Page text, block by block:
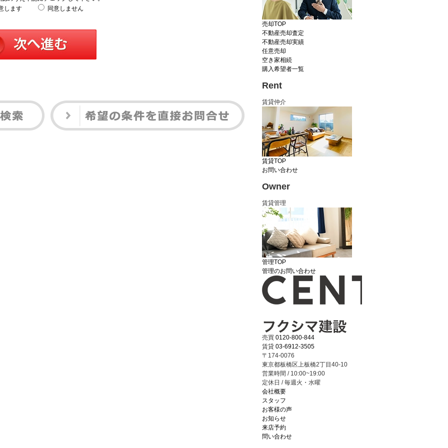
します
同意しません
売却TOP
不動産売却査定
不動産売却実績
任意売却
空き家相続
購入希望者一覧
Rent
賃貸仲介
賃貸TOP
お問い合わせ
Owner
賃貸管理
管理TOP
管理のお問い合わせ
売買 0120-800-844
賃貸 03-6912-3505
〒174-0076
東京都板橋区上板橋2丁目40-10
営業時間 / 10:00~19:00
定休日 / 毎週火・水曜
会社概要
スタッフ
お客様の声
お知らせ
来店予約
問い合わせ